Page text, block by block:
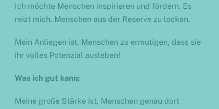
Ich möchte Menschen inspirieren und fördern. Es
reizt mich, Menschen aus der Reserve zu locken.
Mein Anliegen ist, Menschen zu ermutigen, dass sie
ihr volles Potenzial ausleben!
Was ich gut kann:
Meine große Stärke ist, Menschen genau dort